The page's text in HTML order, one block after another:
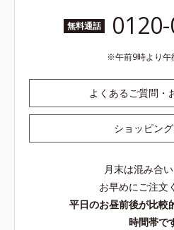
無料通話
午前9時より午
よくあるご質問・
ショッピン
月末は混み合
お早めにご注文
平日のお昼前後が比較
時間帯で